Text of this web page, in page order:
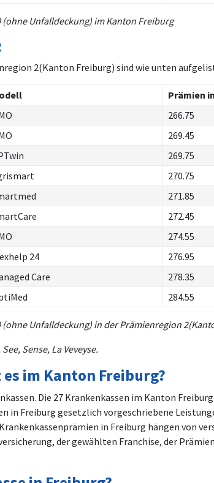
(ohne Unfalldeckung) im Kanton Freiburg
2(Kanton Freiburg) sind wie unten
Prämien
266.75
269.45
269.75
270.75
271.85
272.45
274.55
24
276.95
Care
278.35
284.55
(ohne Unfalldeckung) in der Prämienregion
Sense, La Veveyse.
im Kanton Freiburg?
Die 27 Krankenkassen im Kanton
in Freiburg gesetzlich vorgeschriebene
in Freiburg hängen von
der gewählten Franchise, der